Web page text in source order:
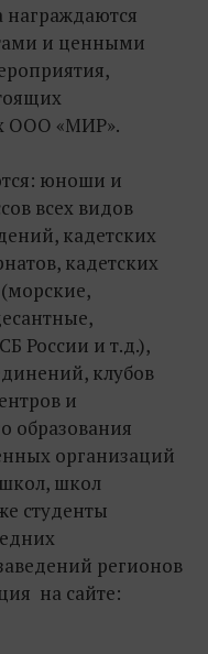
и ценными
ООО «МИР».
юноши и
всех видов
кадетских
кадетских
России и т.д.),
клубов
и
образования
организаций
школ
студенты
регионов
на сайте: